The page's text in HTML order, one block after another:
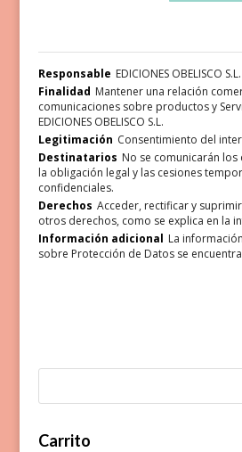
Responsable EDICIONES OBELISCO S.L.
Finalidad Mantener una relación
comunicaciones sobre productos y
EDICIONES OBELISCO S.L.
Legitimación Consentimiento del
Destinatarios No se comunicarán
la obligación legal y las cesiones
confidenciales.
Derechos Acceder, rectificar y
otros derechos, como se explica en la
Información adicional La
sobre Protección de Datos se
Carrito